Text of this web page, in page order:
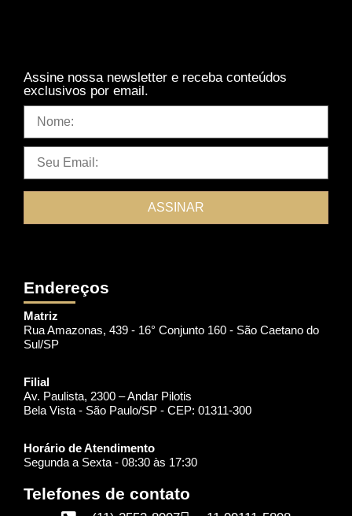
Assine nossa newsletter e receba conteúdos
exclusivos por email.
Endereços
Matriz
Rua Amazonas, 439 - 16° Conjunto 160 - São Caetano do
Sul/SP
Filial
Av. Paulista, 2300 – Andar Pilotis
Bela Vista - São Paulo/SP - CEP: 01311-300
Horário de Atendimento
Segunda a Sexta - 08:30 às 17:30
Telefones de contato